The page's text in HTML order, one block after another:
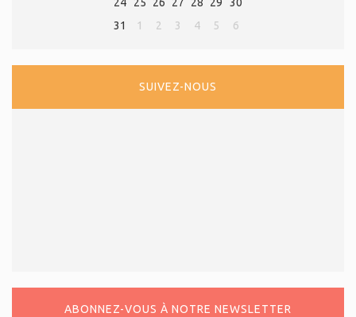
24
25 26 27 28 29
30
31
1 2 3 4 5 6
SUIVEZ-NOUS
ABONNEZ-VOUS À NOTRE NEWSLETTER